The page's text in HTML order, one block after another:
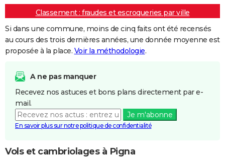
Classement : fraudes et escroqueries par ville
Si dans une commune, moins de cinq faits ont été recensés
au cours des trois dernières années, une donnée moyenne est
proposée à la place. Voir la méthodologie.
A ne pas manquer
Recevez nos astuces et bons plans directement par e-
mail.
Je m'abonne
En savoir plus sur notre politique de confidentialité
Vols et cambriolages à Pigna